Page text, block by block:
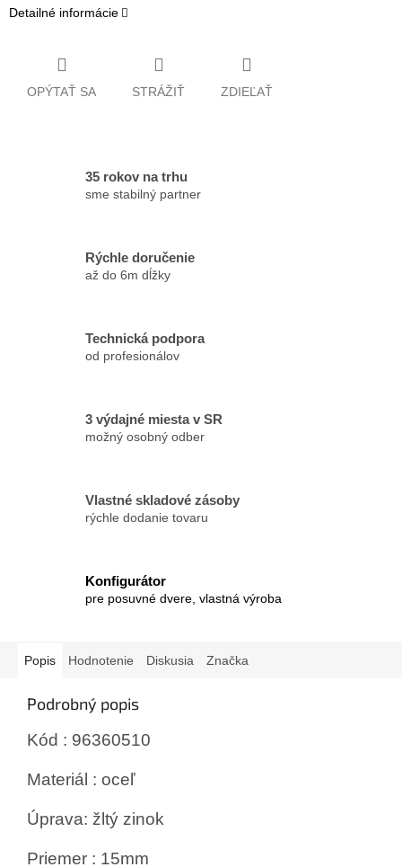
Detailné informácie
OPÝTAŤ SA STRÁŽIŤ ZDIEĽAŤ
35 rokov na trhu
sme stabilný partner
Rýchle doručenie
až do 6m dĺžky
Technická podpora
od profesionálov
3 výdajné miesta v SR
možný osobný odber
Vlastné skladové zásoby
rýchle dodanie tovaru
Konfigurátor
pre posuvné dvere, vlastná výroba
Popis Hodnotenie Diskusia Značka
Podrobný popis
Kód : 96360510
Materiál : oceľ
Úprava: žltý zinok
Priemer : 15mm